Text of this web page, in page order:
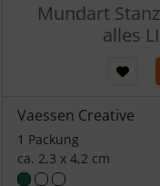
Mundart
alles
Vaessen Creative
1 Packung
ca. 2,3 x 4,2 cm